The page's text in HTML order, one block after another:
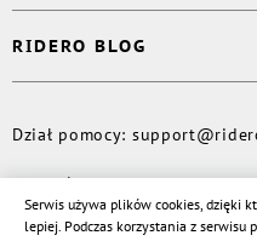
Książka eksperta
Wydaj tomik poezji
Kontakt dla mediów
RIDERO BLOG
Więcej
© Rideró, 2013—2026
Dział pomocy:
Serwis używa plików cookies, dzięki
lepiej. Podczas korzystania z serwisu